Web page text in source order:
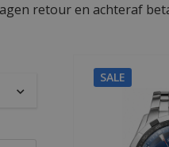
retour en achteraf
SALE